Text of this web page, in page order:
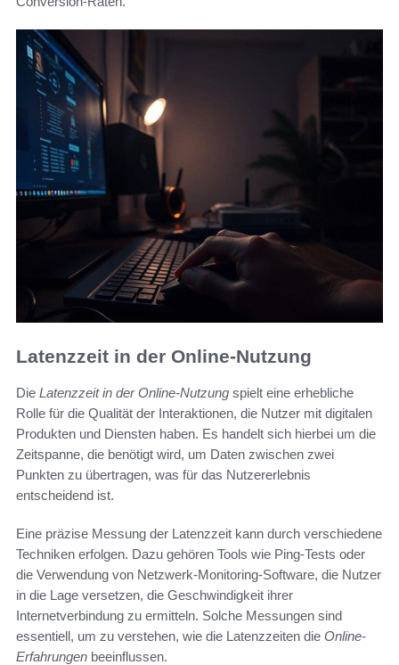
Latenzzeit in der Online-Nutzung
Die Latenzzeit in der Online-Nutzung spielt eine erhebliche
Rolle für die Qualität der Interaktionen, die Nutzer mit digitalen
Produkten und Diensten haben. Es handelt sich hierbei um die
Zeitspanne, die benötigt wird, um Daten zwischen zwei
Punkten zu übertragen, was für das Nutzererlebnis
entscheidend ist.
Eine präzise Messung der Latenzzeit kann durch verschiedene
Techniken erfolgen. Dazu gehören Tools wie Ping-Tests oder
die Verwendung von Netzwerk-Monitoring-Software, die Nutzer
in die Lage versetzen, die Geschwindigkeit ihrer
Internetverbindung zu ermitteln. Solche Messungen sind
essentiell, um zu verstehen, wie die Latenzzeiten die Online-
Erfahrungen beeinflussen.